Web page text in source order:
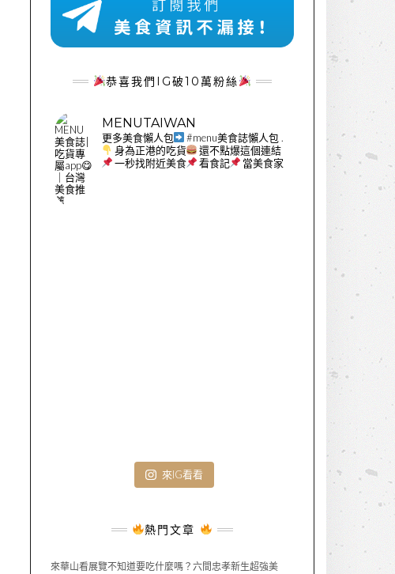
恭喜我們IG破10萬粉絲
MENUTAIWAN
更多美食懶人包 #menu美食誌懶人包 .
身為正港的吃貨
還不點爆這個連結
一秒找附近美食
看食記 當美食家
來IG看看
熱門文章
來華山看展覽不知道要吃什麼嗎？六間忠孝新生超強美